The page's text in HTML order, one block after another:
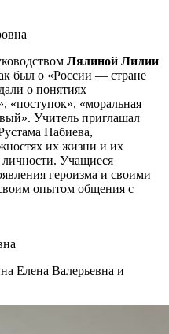
Лялиной Лилии
был о «России — стране
о понятиях
«поступок», «моральная
Учитель приглашал
Набиева,
их жизни и их
личности. Учащиеся
героизма и своими
опытом общения с
Елена Валерьевна и